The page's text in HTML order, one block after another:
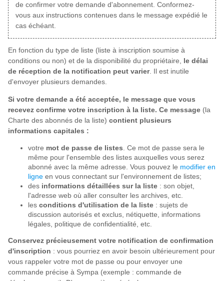
de confirmer votre demande d'abonnement. Conformez-
vous aux instructions contenues dans le message expédié le
cas échéant.
En fonction du type de liste (liste à inscription soumise à
conditions ou non) et de la disponibilité du propriétaire, le délai
de réception de la notification peut varier. Il est inutile
d'envoyer plusieurs demandes.
Si votre demande a été acceptée, le message que vous
recevez confirme votre inscription à la liste. Ce message (la
Charte des abonnés de la liste) contient plusieurs
informations capitales :
votre mot de passe de listes . Ce mot de passe sera le
même pour l'ensemble des listes auxquelles vous serez
abonné avec la même adresse. Vous pouvez le modifier en
ligne en vous connectant sur l'environnement de listes;
des informations détaillées sur la liste : son objet,
l'adresse web où aller consulter les archives, etc.
les conditions d'utilisation de la liste : sujets de
discussion autorisés et exclus, nétiquette, informations
légales, politique de confidentialité, etc.
Conservez précieusement votre notification de confirmation
d'inscription : vous pourriez en avoir besoin ultérieurement pour
vous rappeler votre mot de passe ou pour envoyer une
commande précise à Sympa (exemple : commande de